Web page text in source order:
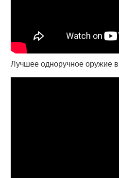
Лучшее одноручное оружие